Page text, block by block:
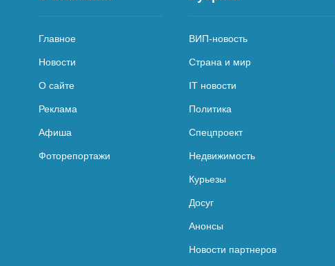
Главное
Новости
О сайте
Реклама
Афиша
Фоторепортажи
ВИП-новость
Страна и мир
IT новости
Политика
Спецпроект
Недвижимость
Курьезы
Досуг
Анонсы
Новости партнеров